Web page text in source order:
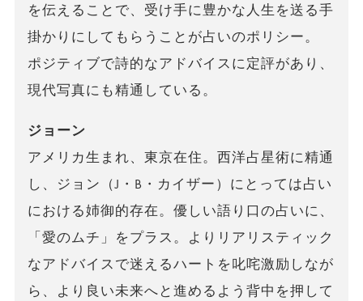
を伝えることで、受け手に豊かな人生を送る手
掛かりにしてもらうことが占いのポリシー。
ポジティブで詩的なアドバイスに定評があり、
現代写真にも精通している。
ジョーン
アメリカ生まれ、東京在住。西洋占星術に精通
し、ジョン（J・B・カイザー）にとっては占い
における姉御的存在。優しい語り口の占いに、
「愛のムチ」をプラス。よりリアリスティック
なアドバイスで迷えるハートを叱咤激励しなが
ら、より良い未来へと進めるよう背中を押して